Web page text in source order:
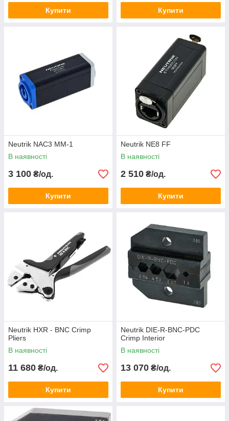
Купити Купити
Neutrik NAC3 MM-1
В наявності
3 100 ₴/од.
Купити
Neutrik NE8 FF
В наявності
2 510 ₴/од.
Купити
Neutrik HXR - BNC Crimp
Pliers
В наявності
11 680 ₴/од.
Купити
Neutrik DIE-R-BNC-PDC
Crimp Interior
В наявності
13 070 ₴/од.
Купити